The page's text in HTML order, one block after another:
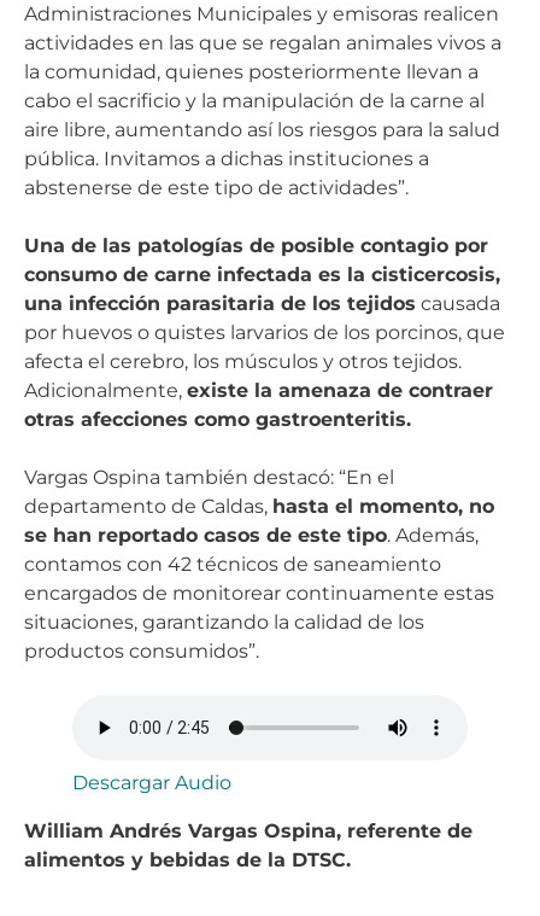
Administraciones Municipales y emisoras realicen
actividades en las que se regalan animales vivos a
la comunidad, quienes posteriormente llevan a
cabo el sacrificio y la manipulación de la carne al
aire libre, aumentando así los riesgos para la salud
pública. Invitamos a dichas instituciones a
abstenerse de este tipo de actividades”.
Una de las patologías de posible contagio por
consumo de carne infectada es la cisticercosis,
una infección parasitaria de los tejidos causada
por huevos o quistes larvarios de los porcinos, que
afecta el cerebro, los músculos y otros tejidos.
Adicionalmente, existe la amenaza de contraer
otras afecciones como gastroenteritis.
Vargas Ospina también destacó: “En el
departamento de Caldas, hasta el momento, no
se han reportado casos de este tipo. Además,
contamos con 42 técnicos de saneamiento
encargados de monitorear continuamente estas
situaciones, garantizando la calidad de los
productos consumidos”.
Descargar Audio
William Andrés Vargas Ospina, referente de
alimentos y bebidas de la DTSC.